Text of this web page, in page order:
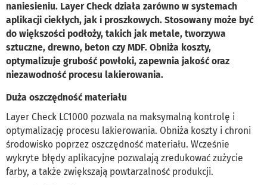
naniesieniu. Layer Check działa zarówno w systemach
aplikacji ciekłych, jak i proszkowych. Stosowany może być
do większości podłoży, takich jak metale, tworzywa
sztuczne, drewno, beton czy MDF. Obniża koszty,
optymalizuje grubość powłoki, zapewnia jakość oraz
niezawodność procesu lakierowania.
Duża oszczędność materiału
Layer Check LC1000 pozwala na maksymalną kontrolę i
optymalizację procesu lakierowania. Obniża koszty i chroni
środowisko poprzez oszczędność materiału. Wcześnie
wykryte błędy aplikacyjne pozwalają zredukować zużycie
farby, a także zwiększają powtarzalność produkcji.